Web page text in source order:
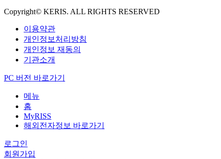
Copyright© KERIS. ALL RIGHTS RESERVED
이용약관
개인정보처리방침
개인정보 재동의
기관소개
PC 버전 바로가기
메뉴
홈
MyRISS
해외전자정보 바로가기
로그인
회원가입